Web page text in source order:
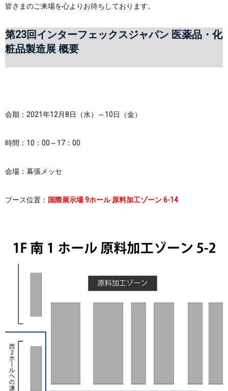
皆さまのご来場を心よりお待ちしております。
第23回インターフェックスジャパン 医薬品・化
粧品製造展 概要
会期：2021年12月8日（水）～10日（金）
時間：10：00～17：00
会場： 幕張メッセ
ブース位置： 国際展示場 9ホール 原料加工ゾーン 6-14